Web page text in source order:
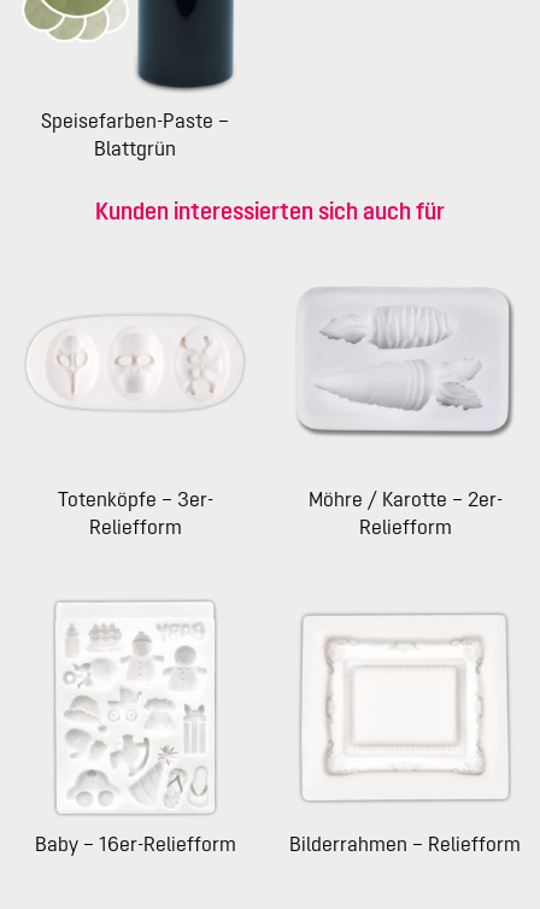
Speisefarben-Paste –
Blattgrün
Kunden interessierten sich auch für
Totenköpfe – 3er-
Reliefform
Möhre / Karotte – 2er-
Reliefform
Baby – 16er-Reliefform Bilderrahmen – Reliefform